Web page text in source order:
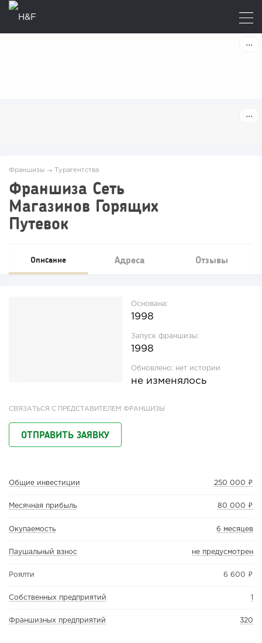
Франшизы → Турагентства
Франшиза Сеть
Магазинов Горящих
Путевок
Описание Адреса Отзывы
Основана:
1998
Запуск франшизы:
1998
Обновлено: нет истории
не изменялось
СВЯЗАТЬСЯ С ПРЕДСТАВИТЕЛЕМ ФРАНШИЗЫ
ОТПРАВИТЬ ЗАЯВКУ
Общие инвестиции 250 000 ₽
Месячная прибыль 80 000 ₽
Окупаемость 6 месяцев
Паушальный взнос не предусмотрен
Роялти 6 600 ₽
Собственных предприятий 1
Франшизных предприятий 320